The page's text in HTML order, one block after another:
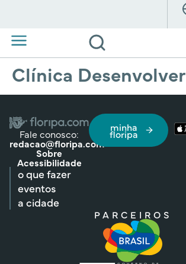
Clínica Desenvolver
Fale conosco:
redacao@floripa.com
Sobre
Acessibilidade
minha
floripa
o que fazer
eventos
a cidade
PARCEIROS